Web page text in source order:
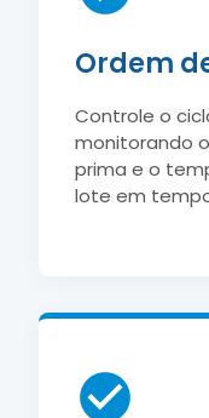
Ordem
Controle o
monitorando
prima e o
lote em